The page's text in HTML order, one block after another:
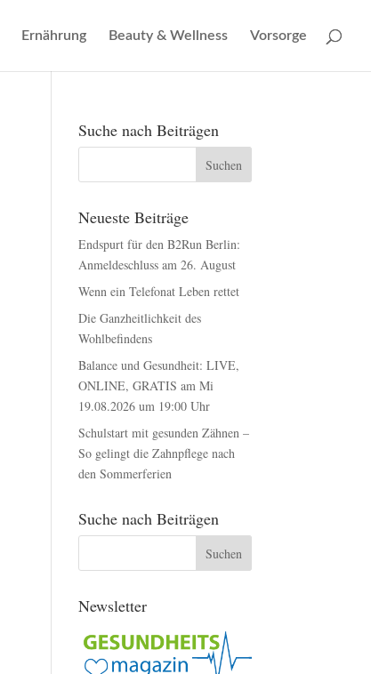
Ernährung Beauty & Wellness Vorsorge
Suche nach Beiträgen
Neueste Beiträge
Endspurt für den B2Run Berlin:
Anmeldeschluss am 26. August
Wenn ein Telefonat Leben rettet
Die Ganzheitlichkeit des
Wohlbefindens
Balance und Gesundheit: LIVE,
ONLINE, GRATIS am Mi
19.08.2026 um 19:00 Uhr
Schulstart mit gesunden Zähnen –
So gelingt die Zahnpflege nach
den Sommerferien
Suche nach Beiträgen
Newsletter